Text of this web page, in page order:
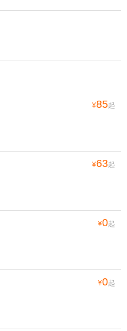
¥85起
¥63起
¥0起
¥0起